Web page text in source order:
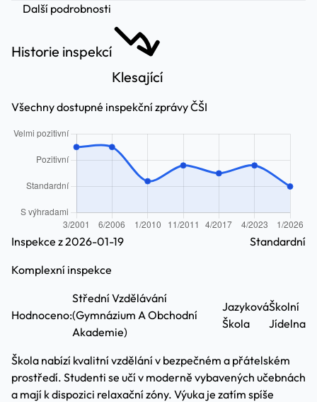
Další podrobnosti
Historie inspekcí
Klesající
Všechny dostupné inspekční zprávy ČŠI
Inspekce z 2026-01-19
Komplexní inspekce
Standardní
Hodnoceno:
Střední Vzdělávání
(Gymnázium A Obchodní
Akademie)
Jazyková
Škola
Školní
Jídelna
Škola nabízí kvalitní vzdělání v bezpečném a přátelském
prostředí. Studenti se učí v moderně vybavených učebnách
a mají k dispozici relaxační zóny. Výuka je zatím spíše